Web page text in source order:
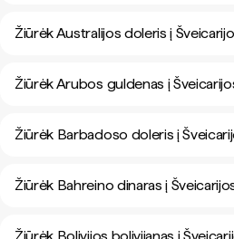
Žiūrėk Australijos doleris į
Žiūrėk Arubos guldenas į
Žiūrėk Barbadoso doleris į
Žiūrėk Bahreino dinaras į